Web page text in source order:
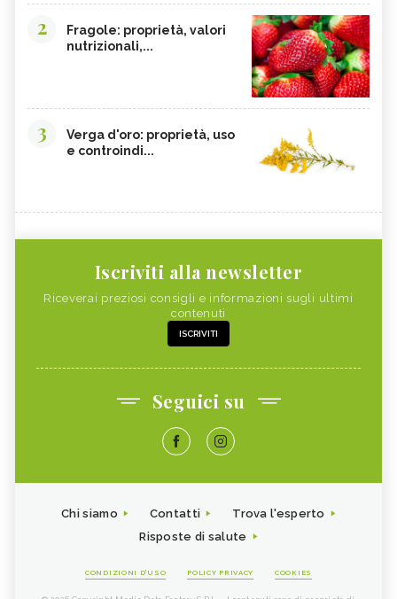
2
Fragole: proprietà, valori
nutrizionali,...
3
Verga d'oro: proprietà, uso
e controindi...
Iscriviti alla newsletter
Riceverai preziosi consigli e informazioni sugli ultimi
contenuti
ISCRIVITI
Seguici su
Chi siamo Contatti
Trova l'esperto
Risposte di salute
CONDIZIONI D'USO POLICY PRIVACY COOKIES